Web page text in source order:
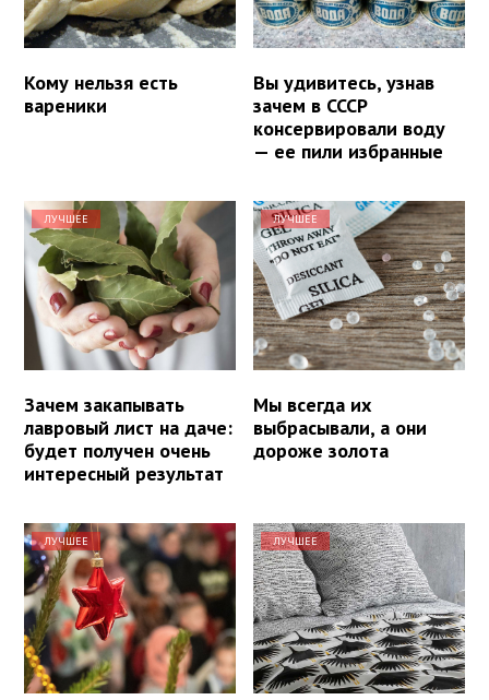
Кому нельзя есть
вареники
Вы удивитесь, узнав
зачем в СССР
консервировали воду
— ее пили избранные
ЛУЧШЕЕ
Зачем закапывать
лавровый лист на даче:
будет получен очень
интересный результат
ЛУЧШЕЕ
Мы всегда их
выбрасывали, а они
дороже золота
ЛУЧШЕЕ ЛУЧШЕЕ